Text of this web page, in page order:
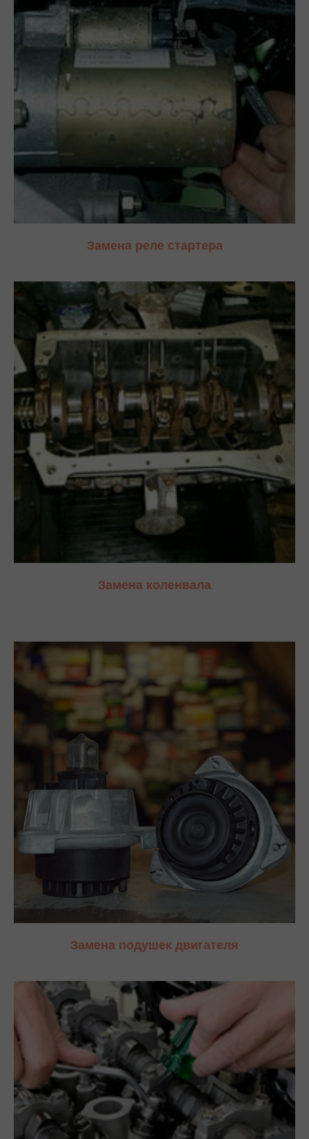
Замена реле стартера
Замена коленвала
Замена подушек двигателя